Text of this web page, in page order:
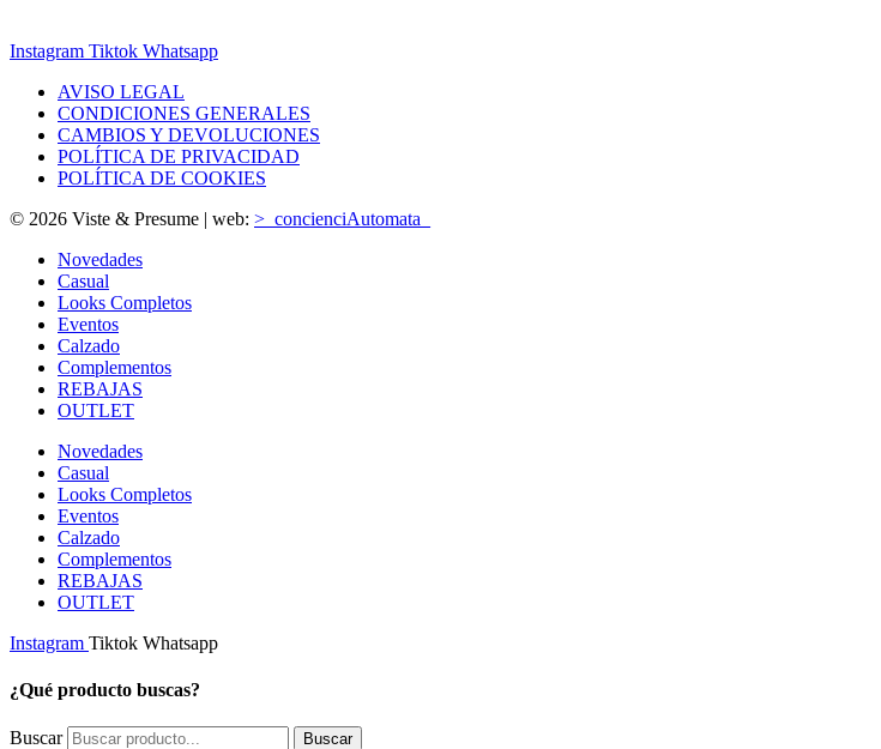
Instagram Tiktok Whatsapp
AVISO LEGAL
CONDICIONES GENERALES
CAMBIOS Y DEVOLUCIONES
POLÍTICA DE PRIVACIDAD
POLÍTICA DE COOKIES
© 2026 Viste & Presume | web: >_concienciAutomata_
Novedades
Casual
Looks Completos
Eventos
Calzado
Complementos
REBAJAS
OUTLET
Novedades
Casual
Looks Completos
Eventos
Calzado
Complementos
REBAJAS
OUTLET
Instagram Tiktok Whatsapp
¿Qué producto buscas?
Buscar Buscar